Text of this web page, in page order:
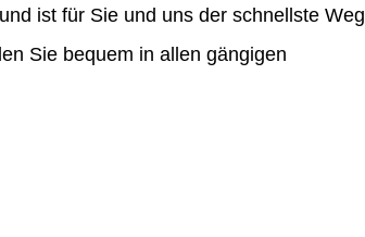
ist für Sie und uns der schnellste Weg
Sie bequem in allen gängigen